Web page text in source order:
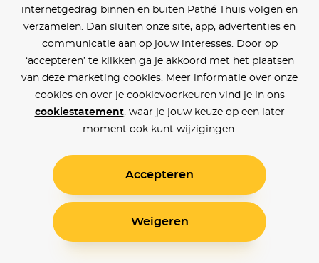
internetgedrag binnen en buiten Pathé Thuis volgen en
verzamelen. Dan sluiten onze site, app, advertenties en
communicatie aan op jouw interesses. Door op
‘accepteren’ te klikken ga je akkoord met het plaatsen
van deze marketing cookies. Meer informatie over onze
cookies en over je cookievoorkeuren vind je in ons
cookiestatement, waar je jouw keuze op een later
moment ook kunt wijzigingen.
Accepteren
Weigeren